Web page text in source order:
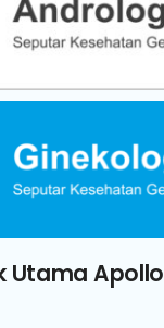
Utama Apollo